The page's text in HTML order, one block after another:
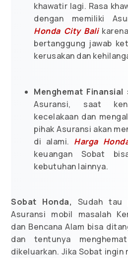
khawatir lagi. Rasa
dengan memiliki
Honda City Bali
bertanggung jawab
kerusakan dan
Menghemat
Asuransi, saat
kecelakaan dan
pihak Asuransi akan
di alami. Harga
keuangan Sobat
kebutuhan lainnya.
Sobat Honda, Sudah tau
Asuransi mobil masalah
dan Bencana Alam bisa
dan tentunya
dikeluarkan. Jika Sobat ingin